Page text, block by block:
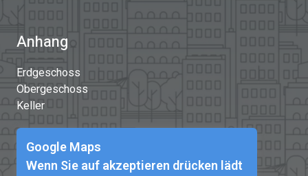
Anhang
Erdgeschoss
Obergeschoss
Keller
Google Maps
Wenn Sie auf akzeptieren drücken lädt